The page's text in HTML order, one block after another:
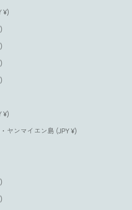
¥)
¥)
ヤンマイエン島 (JPY ¥)